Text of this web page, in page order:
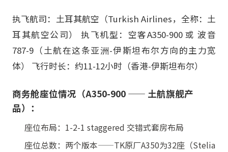
执飞航司：土耳其航空（Turkish Airlines，全称：土
耳其航空公司） 执飞机型：空客A350-900 或 波音
787-9（土航在这条亚洲-伊斯坦布尔方向的主力宽
体） 飞行时长：约11-12小时（香港-伊斯坦布尔）
商务舱座位情况（A350-900 —— 土航旗舰产
品）：
座位布局：1-2-1 staggered 交错式套房布局
座位总数：两个版本——TK原厂A350为32座（Stelia